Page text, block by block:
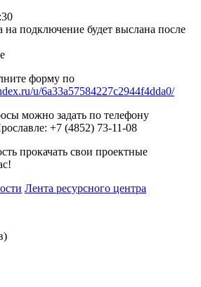
на подключение будет выслана после
форму по
u/6a33a57584227c2944f4dda0/
можно задать по телефону
+7 (4852) 73-11-08
прокачать свои проектные
Лента ресурсного центра